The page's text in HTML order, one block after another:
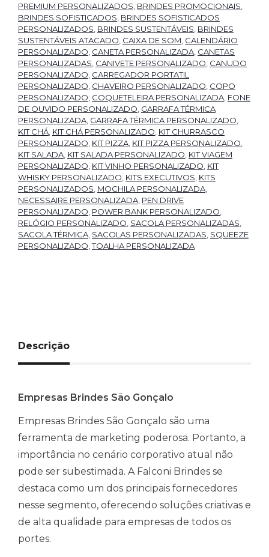
PREMIUM PERSONALIZADOS BRINDES PROMOCIONAIS
BRINDES SOFISTICADOS BRINDES SOFISTICADOS
PERSONALIZADOS BRINDES SUSTENTÁVEIS BRINDES
SUSTENTÁVEIS ATACADO CAIXA DE SOM CALENDÁRIO
PERSONALIZADO CANETA PERSONALIZADA CANETAS
PERSONALIZADAS CANIVETE PERSONALIZADO CANUDO
PERSONALIZADO CARREGADOR PORTATIL
PERSONALIZADO CHAVEIRO PERSONALIZADO COPO
PERSONALIZADO COQUETELEIRA PERSONALIZADA FONE
DE OUVIDO PERSONALIZADO GARRAFA TÉRMICA
PERSONALIZADA GARRAFA TÉRMICA PERSONALIZADO
KIT CHÁ KIT CHÁ PERSONALIZADO KIT CHURRASCO
PERSONALIZADO KIT PIZZA KIT PIZZA PERSONALIZADO
KIT SALADA KIT SALADA PERSONALIZADO KIT VIAGEM
PERSONALIZADO KIT VINHO PERSONALIZADO KIT
WHISKY PERSONALIZADO KITS EXECUTIVOS KITS
PERSONALIZADOS MOCHILA PERSONALIZADA
NECESSAIRE PERSONALIZADA PEN DRIVE
PERSONALIZADO POWER BANK PERSONALIZADO
RELÓGIO PERSONALIZADO SACOLA PERSONALIZADAS
SACOLA TÉRMICA SACOLAS PERSONALIZADAS SQUEEZE
PERSONALIZADO ,TOALHA PERSONALIZADA
Descrição
Empresas Brindes São Gonçalo
Empresas Brindes São Gonçalo são uma
ferramenta de marketing poderosa. Portanto, a
importância no cenário corporativo atual não
pode ser subestimada. A Falconi Brindes se
destaca como um dos principais fornecedores
nesse segmento, oferecendo soluções criativas e
de alta qualidade para empresas de todos os
portes.